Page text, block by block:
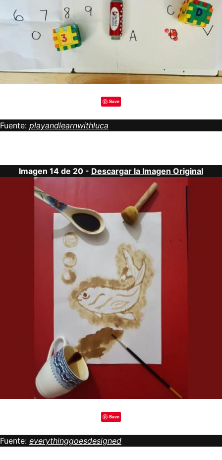
Save
Fuente: playandlearnwithluca
Imagen 14 de 20 - Descargar la Imagen Original
Save
Fuente: everythinggoesdesigned